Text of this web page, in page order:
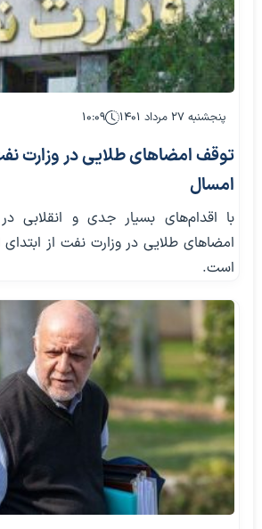
پنجشنبه ۲۷ مرداد ۱۴۰۱ ۱۰:۰۹
توقف امضاهای طلایی در وزارت
امسال
با اقدام‌های بسیار جدی و انقلابی
امضا‌های طلایی در وزارت نفت از
است.